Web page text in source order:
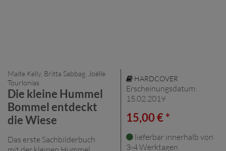
Maite Kelly, Britta Sabbag, Joëlle
Tourlonias
Die kleine Hummel
Bommel entdeckt
die Wiese
Das erste Sachbilderbuch
HARDCOVER
Erscheinungsdatum:
15.02.2019
15,00 € *
lieferbar innerhalb von
3-4 Werktagen